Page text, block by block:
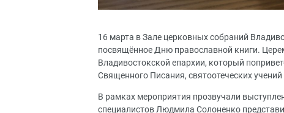
16 марта в Зале церковных собраний
посвящённое Дню православной книги.
Владивостокской епархии, который
Священного Писания, святоотеческих
В рамках мероприятия прозвучали
специалистов Людмила Солоненко